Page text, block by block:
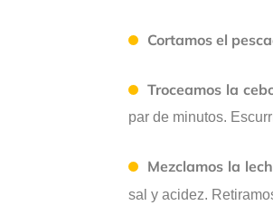
Cortamos el
Troceamos la
par de minutos.
Mezclamos la
sal y acidez.